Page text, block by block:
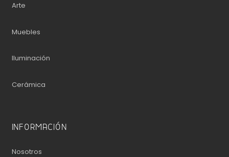
Arte
Muebles
Iluminación
Cerámica
INFORMACIÓN
Nosotros